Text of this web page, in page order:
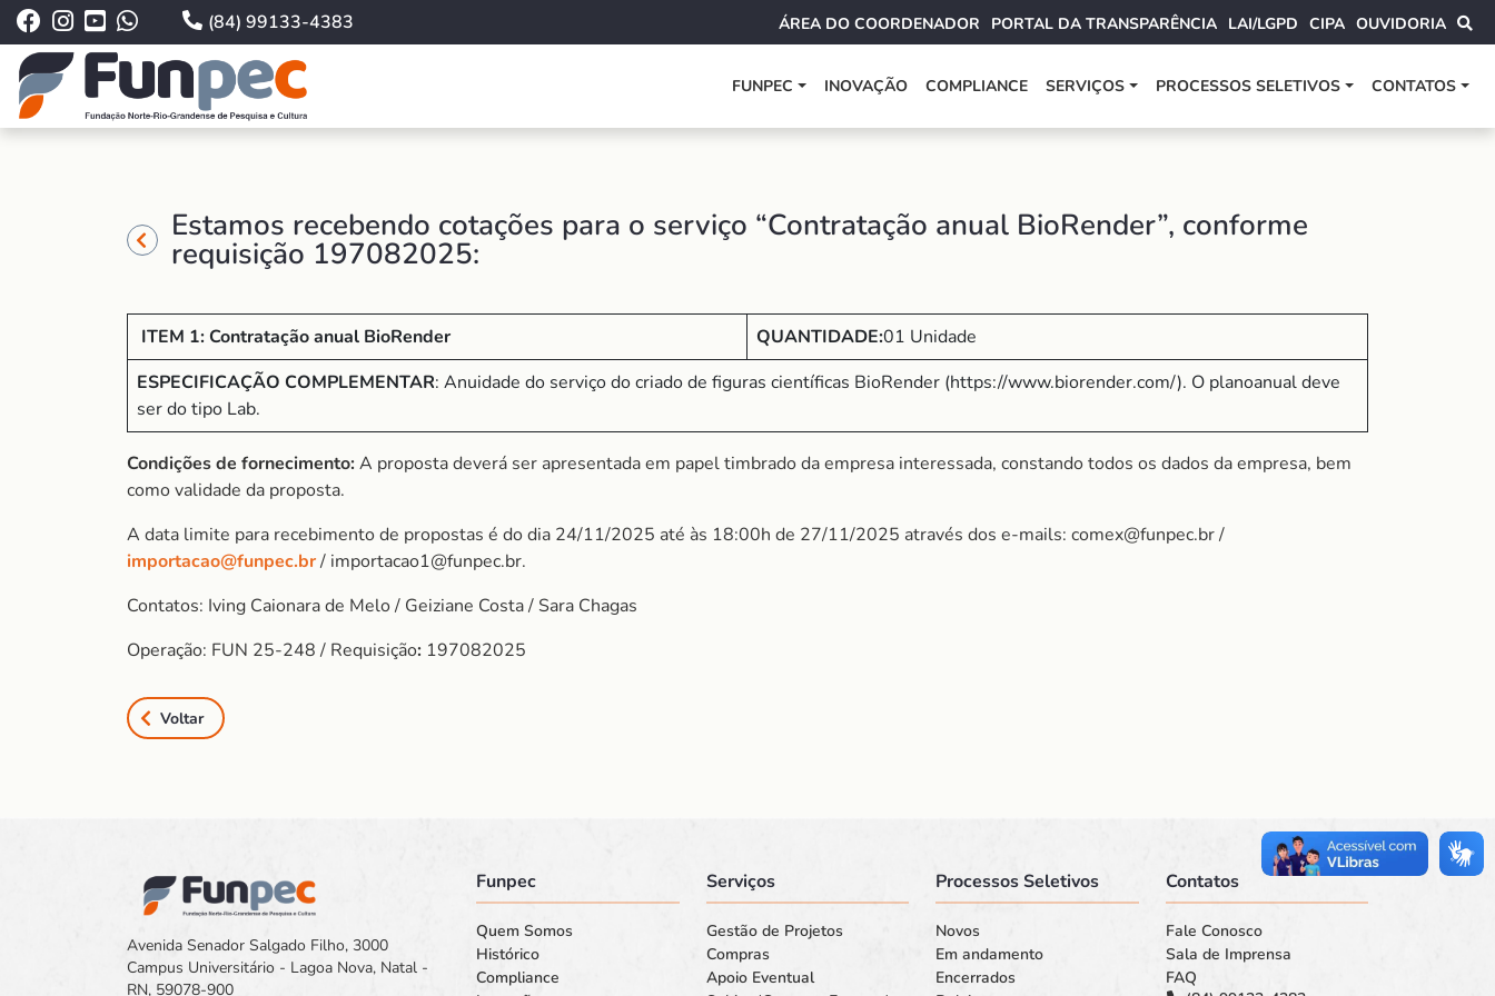
(84) 99133-4383 ÁREA DO COORDENADOR PORTAL DA TRANSPARÊNCIA LAI/LGPD CIPA OUVIDORIA
FUNPEC INOVAÇÃO COMPLIANCE SERVIÇOS PROCESSOS SELETIVOS CONTATOS
Estamos recebendo cotações para o serviço “Contratação anual BioRender”, conforme
requisição 197082025:
ITEM 1:Contratação anual BioRender QUANTIDADE:01 Unidade
ESPECIFICAÇÃO COMPLEMENTAR: Anuidade do serviço do criado de figuras científicas BioRender (https://www.biorender.com/). O planoanual deve
ser do tipo Lab.
Condições de fornecimento:A proposta deverá ser apresentada em papel timbrado da empresa interessada, constando todos os dados da empresa, bem
como validade da proposta.
A data limite para recebimento de propostas é do dia 24/11/2025 até às 18:00h de 27/11/2025 através dos e-mails: comex@funpec.br /
importacao@funpec.br/ importacao1@funpec.br.
Contatos: Iving Caionara de Melo / Geiziane Costa / Sara Chagas
Operação: FUN 25-248 / Requisição: 197082025
Voltar
Avenida Senador Salgado Filho, 3000
Campus Universitário - Lagoa Nova, Natal -
RN, 59078-900
Funpec
Quem Somos
Histórico
Compliance
Serviços
Gestão de Projetos
Compras
Apoio Eventual
Processos Seletivos
Novos
Em andamento
Encerrados
Contatos
Fale Conosco
Sala de Imprensa
FAQ